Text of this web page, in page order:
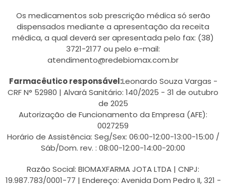
Os medicamentos sob prescrição médica só serão
dispensados mediante a apresentação da receita
médica, a qual deverá ser apresentada pelo fax: (38)
3721-2177 ou pelo e-mail:
atendimento@redebiomax.com.br
Farmacêutico responsável:Leonardo Souza Vargas -
CRF N° 52980 | Alvará Sanitário: 140/2025 - 31 de outubro
de 2025
Autorização de Funcionamento da Empresa (AFE):
0027259
Horário de Assistência: Seg/Sex: 06:00-12:00-13:00-15:00 /
Sáb/Dom. rev. : 08:00-12:00-14:00-20:00
Razão Social: BIOMAXFARMA JOTA LTDA | CNPJ:
19.987.783/0001-77 | Endereço: Avenida Dom Pedro II, 321 -